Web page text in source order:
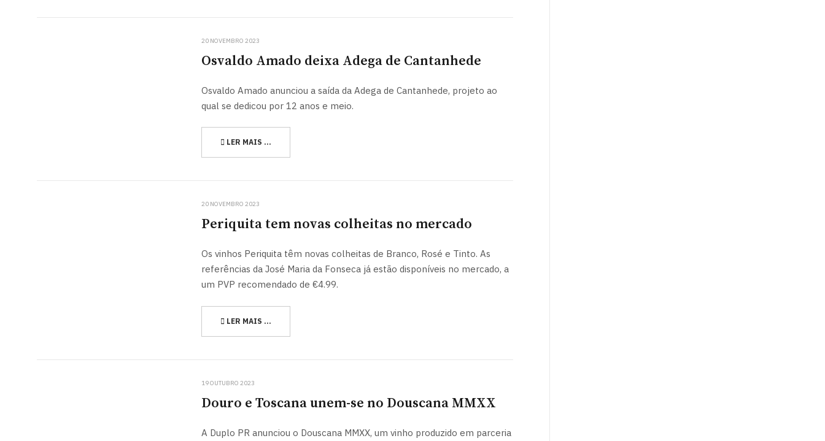
20 NOVEMBRO 2023
Osvaldo Amado deixa Adega de Cantanhede
Osvaldo Amado anunciou a saída da Adega de Cantanhede, projeto ao
qual se dedicou por 12 anos e meio.
LER MAIS …
20 NOVEMBRO 2023
Periquita tem novas colheitas no mercado
Os vinhos Periquita têm novas colheitas de Branco, Rosé e Tinto. As
referências da José Maria da Fonseca já estão disponíveis no mercado, a
um PVP recomendado de €4.99.
LER MAIS …
19 OUTUBRO 2023
Douro e Toscana unem-se no Douscana MMXX
A Duplo PR anunciou o Douscana MMXX, um vinho produzido em parceria